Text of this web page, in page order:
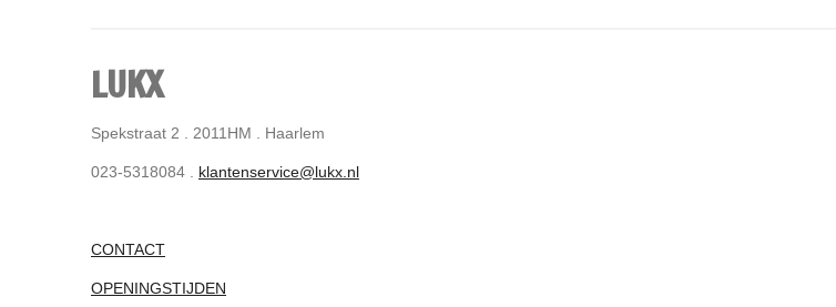
LUKX
Spekstraat 2 . 2011HM . Haarlem
023-5318084 . klantenservice@lukx.nl
CONTACT
OPENINGSTIJDEN